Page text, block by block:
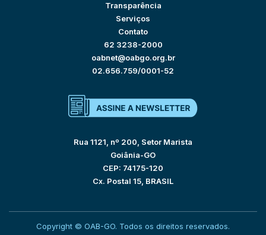
Transparência
Serviços
Contato
62 3238-2000
oabnet@oabgo.org.br
02.656.759/0001-52
Rua 1121, nº 200, Setor Marista
Goiânia-GO
CEP: 74175-120
Cx. Postal 15, BRASIL
Copyright © OAB-GO. Todos os direitos reservados.